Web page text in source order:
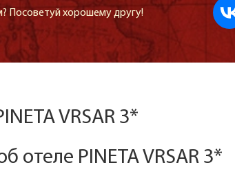
Посоветуй хорошему другу!
VRSAR 3*
отеле PINETA VRSAR 3*